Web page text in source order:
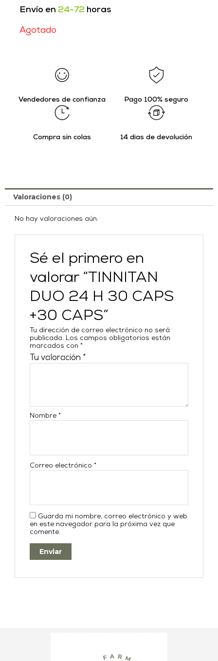
Envío en 24-72 horas
Agotado
Vendedores de confianza Pago 100% seguro
Compra sin colas 14 días de devolución
Valoraciones (0)
No hay valoraciones aún.
Sé el primero en
valorar “TINNITAN
DUO 24 H 30 CAPS
+30 CAPS”
Tu dirección de correo electrónico no será
publicada. Los campos obligatorios están
marcados con*
Tu valoración *
Nombre*
Correo electrónico*
Guarda mi nombre, correo electrónico y web
en este navegador para la próxima vez que
comente.